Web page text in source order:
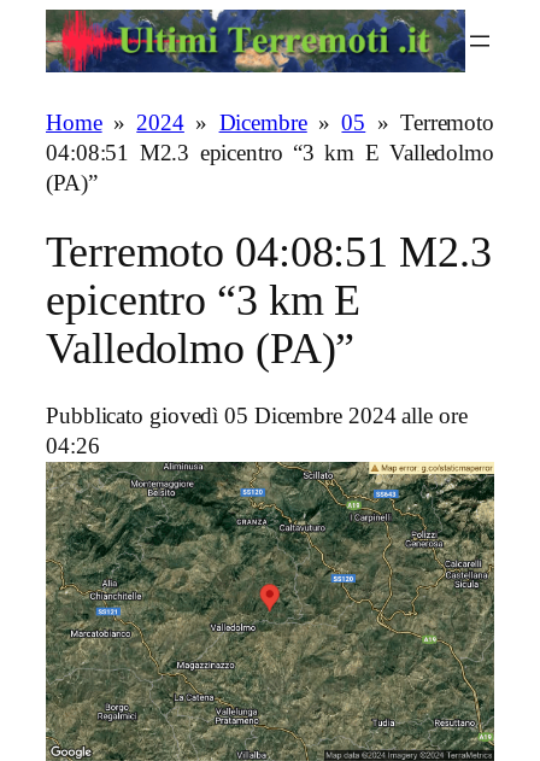
Home»2024» Dicembre»05 » Terremoto
04:08:51 M2.3 epicentro “3 km E Valledolmo
(PA)”
Terremoto 04:08:51 M2.3
epicentro “3 km E
Valledolmo (PA)”
Pubblicato giovedì 05 Dicembre 2024 alle ore
04:26